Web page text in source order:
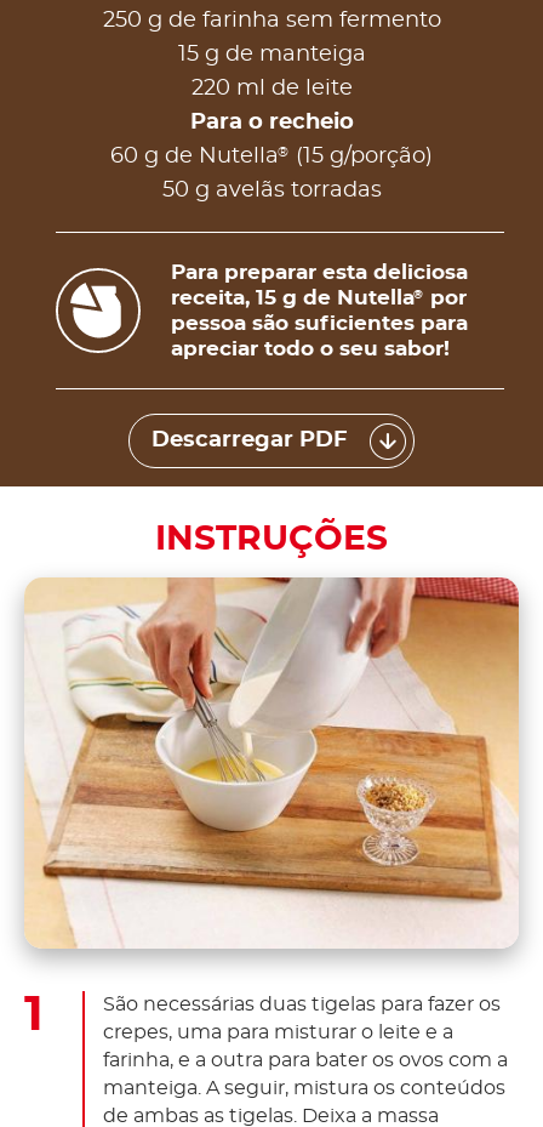
250 g de farinha sem fermento
15 g de manteiga
220 ml de leite
Para o recheio
60 g de Nutella®
(15 g/porção)
50 g avelãs torradas
Para preparar esta deliciosa
receita, 15 g de Nutella®
por
pessoa são suficientes para
apreciar todo o seu sabor!
Descarregar PDF
INSTRUÇÕES
São necessárias duas tigelas para fazer os
crepes, uma para misturar o leite e a
farinha, e a outra para bater os ovos com a
manteiga. A seguir, mistura os conteúdos
de ambas as tigelas. Deixa a massa